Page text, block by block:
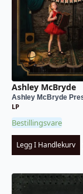
Ashley McBryde
Ashley McBryde
LP
Bestillingsvare
Legg I Handlekurv